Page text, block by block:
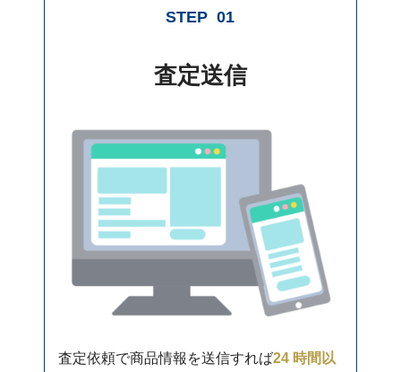
STEP 01
査定送信
査定依頼で商品情報を送信すれば24 時間以